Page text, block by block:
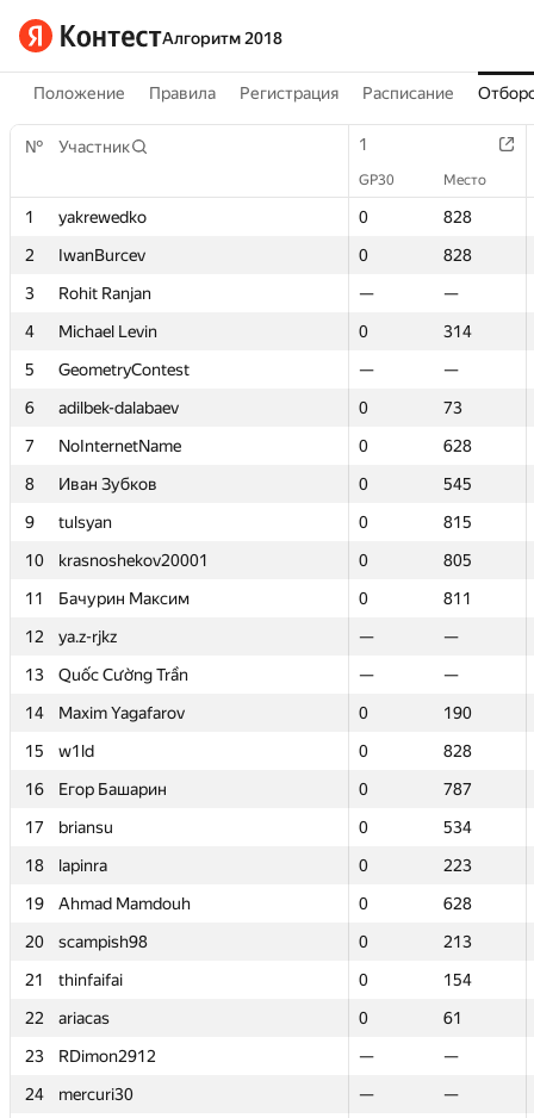
Алгоритм 2018
Положение Правила Регистрация Расписание
№ Участник 1
GP30 Место
1 yakrewedko 0
828
2
IwanBurcev 0
828
3
Rohit Ranjan —
—
4
Michael Levin 0
314
5
GeometryContest —
—
6
adilbek-dalabaev 0
73
7
NoInternetName 0
628
8
Иван Зубков 0
545
9
tulsyan 0
815
10
krasnoshekov20001 0
805
11
Бачурин Максим 0
811
12
ya.z-rjkz —
—
13
Quốc Cường Trần —
—
14
Maxim Yagafarov 0
190
15
w1ld 0
828
16
Егор Башарин 0
787
17
briansu 0
534
18
lapinra 0
223
19
Ahmad Mamdouh 0
628
20
scampish98 0
213
21
thinfaifai 0
154
22
ariacas 0
61
23
RDimon2912 —
—
24
mercuri30 —
—
№ Участник 1
GP30 Место
1 yakrewedko 0
828
2
IwanBurcev 0
828
3
Rohit Ranjan —
—
4
Michael Levin 0
314
5
GeometryContest —
—
6
adilbek-dalabaev 0
73
7
NoInternetName 0
628
8
Иван Зубков 0
545
9
tulsyan 0
815
10
krasnoshekov20001 0
805
11
Бачурин Максим 0
811
12
ya.z-rjkz —
—
13
Quốc Cường Trần —
—
14
Maxim Yagafarov 0
190
15
w1ld 0
828
16
Егор Башарин 0
787
17
briansu 0
534
18
lapinra 0
223
19
Ahmad Mamdouh 0
628
20
scampish98 0
213
21
thinfaifai 0
154
22
ariacas 0
61
23
RDimon2912 —
—
24
mercuri30 —
—